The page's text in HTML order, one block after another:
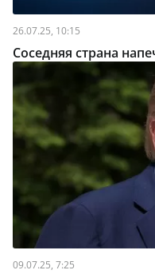
26.07.25, 10:15
Соседняя страна
09.07.25, 7:25